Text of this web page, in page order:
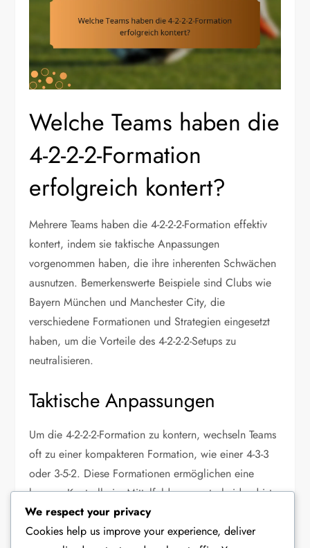
Welche Teams haben die
4-2-2-2-Formation
erfolgreich kontert?
Mehrere Teams haben die 4-2-2-2-Formation effektiv
kontert, indem sie taktische Anpassungen
vorgenommen haben, die ihre inherenten Schwächen
ausnutzen. Bemerkenswerte Beispiele sind Clubs wie
Bayern München und Manchester City, die
verschiedene Formationen und Strategien eingesetzt
haben, um die Vorteile des 4-2-2-2-Setups zu
neutralisieren.
Taktische Anpassungen
Um die 4-2-2-2-Formation zu kontern, wechseln Teams
oft zu einer kompakteren Formation, wie einer 4-3-3
oder 3-5-2. Diese Formationen ermöglichen eine
bessere Kontrolle im Mittelfeld, was entscheidend ist,
da die 4-2-2-2 stark auf ihre zentralen Spieler für die
Ballverteilung und Unterstützung angewiesen ist.
We respect your privacy
Cookies help us improve your experience, deliver